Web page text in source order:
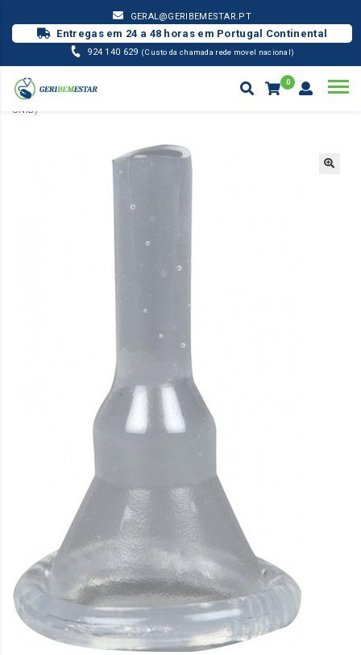
GERAL@GERIBEMESTAR.PT
Entregas em 24 a 48 horas em Portugal Continental
924 140 629 (Custo da chamada rede movel nacional)
0
MATERIAL PENSO
PRESERVATIVO URINÁRIO SILICONE 36 MM (
UNID)